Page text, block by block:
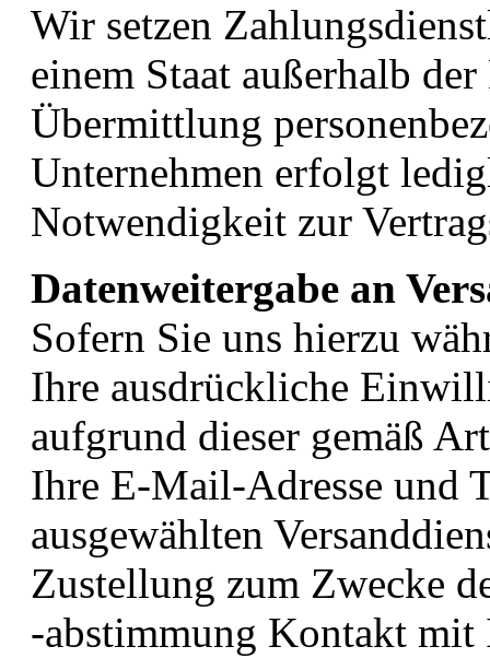
Wir setzen
einem Staat außerhalb
Übermittlung
Unternehmen erfolgt
Notwendigkeit zur
Datenweitergabe an
Sofern Sie uns hierzu
Ihre ausdrückliche
aufgrund dieser gemäß
Ihre E-Mail-Adresse und
ausgewählten
Zustellung zum Zwecke
-abstimmung Kontakt mit